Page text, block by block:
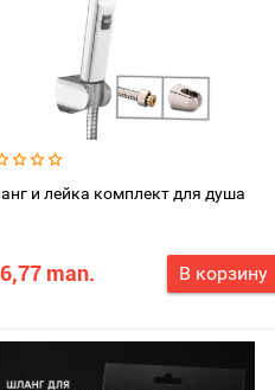
и лейка комплект для душа
man. В корзину